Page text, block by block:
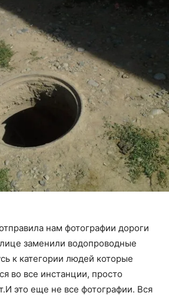
нам фотографии дороги
заменили водопроводные
к категории людей которые
во все инстанции, просто
это еще не все фотографии. Вся